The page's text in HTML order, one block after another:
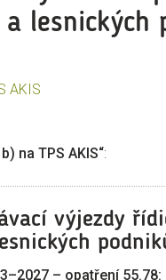
a lesnických
AKIS
na TPS AKIS“:
výjezdy
– opatření